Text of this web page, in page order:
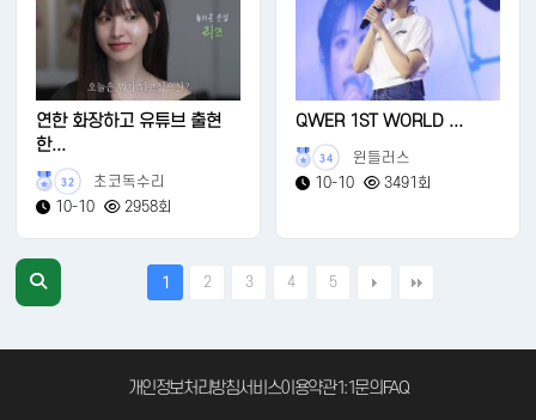
연한 화장하고 유튜브 출현
한...
32
초코독수리
10-10
2958회
QWER 1ST WORLD ...
34
윈들러스
10-10
3491회
1 2 3 4 5
개인정보처리방침서비스이용약관1:1문의FAQ